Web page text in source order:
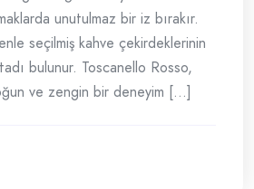
unutulmaz bir iz bırakır.
seçilmiş kahve çekirdeklerinin
bulunur. Toscanello Rosso,
ve zengin bir deneyim [...]